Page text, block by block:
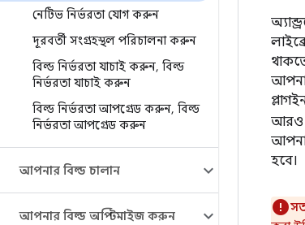
নেটিভ নির্ভরতা যোগ করুন
দূরবর্তী সংগ্রহস্থল পরিচালনা করুন
বিল্ড নির্ভরতা যাচাই করুন, বিল্ড
নির্ভরতা যাচাই করুন
বিল্ড নির্ভরতা আপগ্রেড করুন, বিল্ড
নির্ভরতা আপগ্রেড করুন
আপনার বিল্ড চালান
আপনার বিল্ড অপ্টিমাইজ করুন
আরও
হবে।